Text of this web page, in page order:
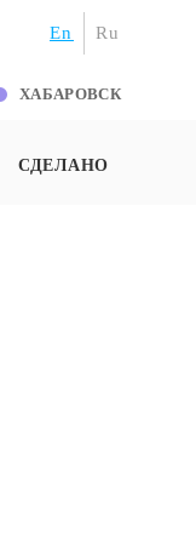
En Ru
ХАБАРОВСК
СДЕЛАНО